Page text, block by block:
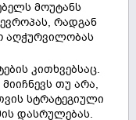
მოუტანს
რადგან
აღჭურვილობას
კითხვებსაც.
თუ არა,
სტრატეგიული
დასრულებას.